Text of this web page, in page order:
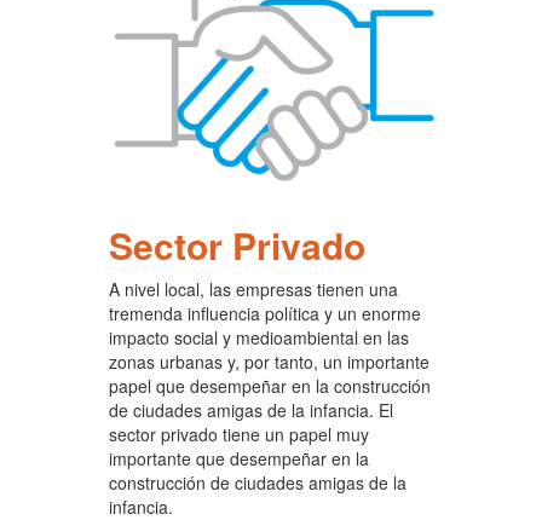
Sector Privado
A nivel local, las empresas tienen una
tremenda influencia política y un enorme
impacto social y medioambiental en las
zonas urbanas y, por tanto, un importante
papel que desempeñar en la construcción
de ciudades amigas de la infancia. El
sector privado tiene un papel muy
importante que desempeñar en la
construcción de ciudades amigas de la
infancia.